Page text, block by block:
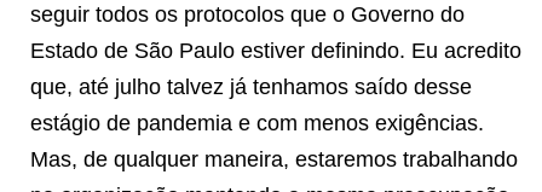
seguir todos os protocolos que o Governo do
Estado de São Paulo estiver definindo. Eu acredito
que, até julho talvez já tenhamos saído desse
estágio de pandemia e com menos exigências.
Mas, de qualquer maneira, estaremos trabalhando